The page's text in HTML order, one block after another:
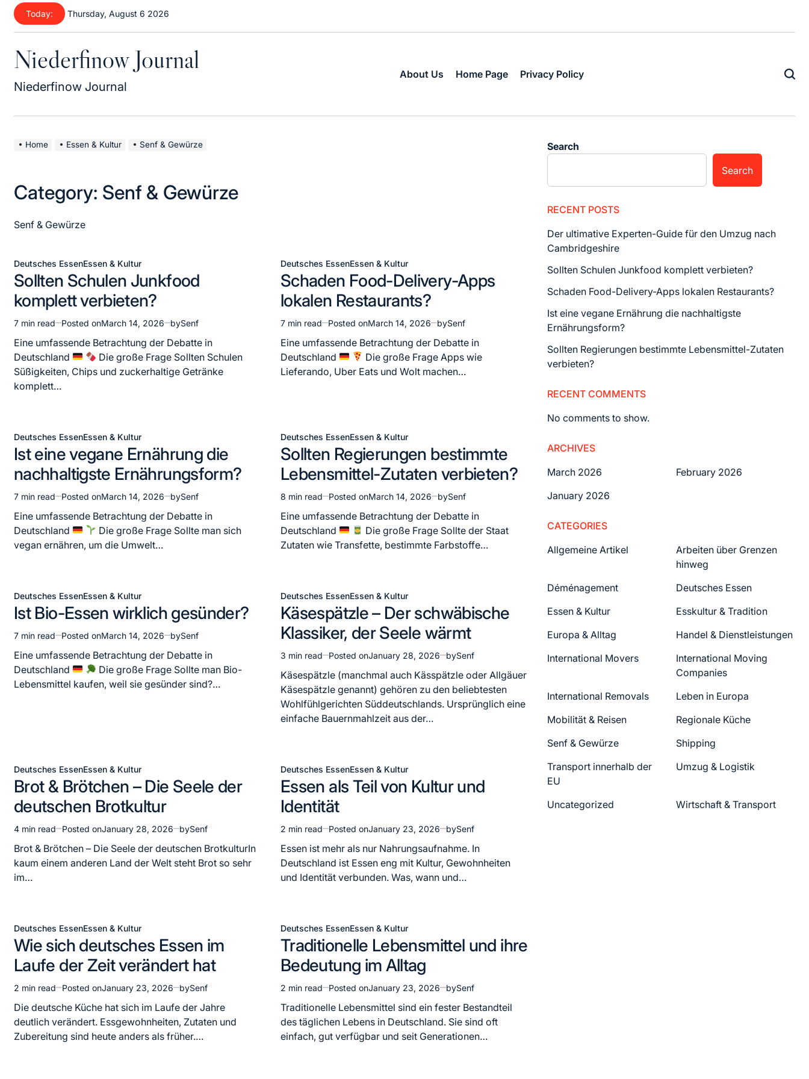
Skip
content
Today: Thursday, August 6 2026
Niederfinow Journal
Niederfinow Journal
About Us Home Page Privacy Policy
Home Essen & Kultur Senf & Gewürze
Category: Senf & Gewürze
Senf & Gewürze
Posted
in
Deutsches EssenEssen & Kultur
Sollten Schulen Junkfood
komplett verbieten?
Estimated
read
time
7 min read Posted onMarch 14, 2026 bySenf
Eine umfassende Betrachtung der Debatte in
Deutschland
Die große Frage Sollten Schulen
Süßigkeiten, Chips und zuckerhaltige Getränke
komplett…
Posted
in
Deutsches EssenEssen & Kultur
Schaden Food-Delivery-Apps
lokalen Restaurants?
Estimated
read
time
7 min read Posted onMarch 14, 2026 bySenf
Eine umfassende Betrachtung der Debatte in
Deutschland
Die große Frage Apps wie
Lieferando, Uber Eats und Wolt machen…
Posted
in
Deutsches EssenEssen & Kultur
Ist eine vegane Ernährung die
nachhaltigste Ernährungsform?
Estimated
read
time
7 min read Posted onMarch 14, 2026 bySenf
Eine umfassende Betrachtung der Debatte in
Deutschland
Die große Frage Sollte man sich
vegan ernähren, um die Umwelt…
Posted
in
Deutsches EssenEssen & Kultur
Sollten Regierungen bestimmte
Lebensmittel-Zutaten verbieten?
Estimated
read
time
8 min read Posted onMarch 14, 2026 bySenf
Eine umfassende Betrachtung der Debatte in
Deutschland
Die große Frage Sollte der Staat
Zutaten wie Transfette, bestimmte Farbstoffe…
Posted
in
Deutsches EssenEssen & Kultur
Ist Bio-Essen wirklich gesünder?
Estimated
read
time
7 min read Posted onMarch 14, 2026 bySenf
Eine umfassende Betrachtung der Debatte in
Deutschland
Die große Frage Sollte man Bio-
Lebensmittel kaufen, weil sie gesünder sind?…
Posted
in
Deutsches EssenEssen & Kultur
Käsespätzle – Der schwäbische
Klassiker, der Seele wärmt
Estimated
read
time
3 min read Posted onJanuary 28, 2026 bySenf
Käsespätzle (manchmal auch Kässpätzle oder Allgäuer
Käsespätzle genannt) gehören zu den beliebtesten
Wohlfühlgerichten Süddeutschlands. Ursprünglich eine
einfache Bauernmahlzeit aus der…
Posted
in
Deutsches EssenEssen & Kultur
Brot & Brötchen – Die Seele der
deutschen Brotkultur
Estimated
read
time
4 min read Posted onJanuary 28, 2026 bySenf
Brot & Brötchen – Die Seele der deutschen BrotkulturIn
kaum einem anderen Land der Welt steht Brot so sehr
im…
Posted
in
Deutsches EssenEssen & Kultur
Essen als Teil von Kultur und
Identität
Estimated
read
time
2 min read Posted onJanuary 23, 2026 bySenf
Essen ist mehr als nur Nahrungsaufnahme. In
Deutschland ist Essen eng mit Kultur, Gewohnheiten
und Identität verbunden. Was, wann und…
Posted
in
Deutsches EssenEssen & Kultur
Wie sich deutsches Essen im
Laufe der Zeit verändert hat
Estimated
read
time
2 min read Posted onJanuary 23, 2026 bySenf
Die deutsche Küche hat sich im Laufe der Jahre
deutlich verändert. Essgewohnheiten, Zutaten und
Zubereitung sind heute anders als früher.…
Posted
Deutsches EssenEssen & Kultur
Traditionelle Lebensmittel und ihre
Bedeutung im Alltag
Estimated
read
time
2 min read Posted onJanuary 23, 2026 bySenf
Traditionelle Lebensmittel sind ein fester Bestandteil
des täglichen Lebens in Deutschland. Sie sind oft
einfach, gut verfügbar und seit Generationen…
Search
Search
RECENT POSTS
Der ultimative Experten-Guide für den Umzug nach
Cambridgeshire
Sollten Schulen Junkfood komplett verbieten?
Schaden Food-Delivery-Apps lokalen Restaurants?
Ist eine vegane Ernährung die nachhaltigste
Ernährungsform?
Sollten Regierungen bestimmte Lebensmittel-Zutaten
verbieten?
RECENT COMMENTS
No comments to show.
ARCHIVES
March 2026
February 2026
January 2026
CATEGORIES
Allgemeine Artikel
Arbeiten über Grenzen
hinweg
Déménagement
Deutsches Essen
Essen & Kultur
Esskultur & Tradition
Europa & Alltag
Handel & Dienstleistungen
International Movers
International Moving
Companies
International Removals
Leben in Europa
Mobilität & Reisen
Regionale Küche
Senf & Gewürze
Shipping
Transport innerhalb der
EU
Umzug & Logistik
Uncategorized Wirtschaft & Transport